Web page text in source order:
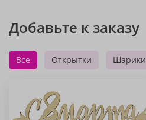
Добавьте к заказу
Все Открытки Шарики